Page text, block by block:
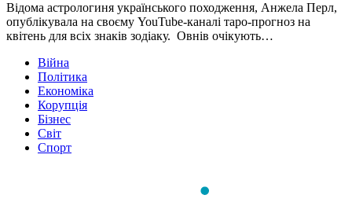
Відома астрологиня українського походження, Анжела Перл,
опублікувала на своєму YouTube-каналі таро-прогноз на
квітень для всіх знаків зодіаку. Овнів очікують…
Війна
Політика
Економіка
Корупція
Бізнес
Світ
Спорт